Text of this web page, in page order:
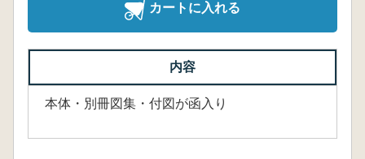
カートに入れる
内容
本体・別冊図集・付図が函入り